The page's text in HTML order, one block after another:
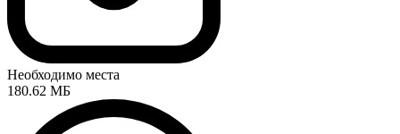
Необходимо места
180.62 МБ